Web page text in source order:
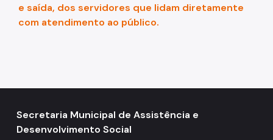
Pesquisas
Imprensa
e saída, dos servidores que lidam diretamente
com atendimento ao público.
Secretaria Municipal de Assistência e
Desenvolvimento Social